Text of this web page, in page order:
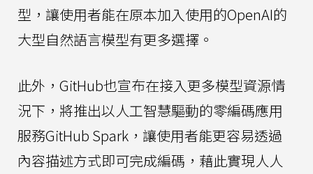
型，讓使用者能在原本加入使用的OpenAI的
大型自然語言模型有更多選擇。
此外，GitHub也宣布在接入更多模型資源情
況下，將推出以人工智慧驅動的零編碼應用
服務GitHub Spark，讓使用者能更容易透過
內容描述方式即可完成編碼，藉此實現人人